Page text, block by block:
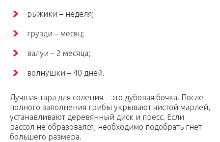
рыжики – неделя;
грузди – месяц;
валуи – 2 месяца;
волнушки – 40 дней.
Лучшая тара для соления – это дубовая бочка. После
полного заполнения грибы укрывают чистой марлей,
устанавливают деревянный диск и пресс. Если
рассол не образовался, необходимо подобрать гнет
большего размера.